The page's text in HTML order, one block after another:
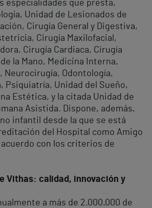
especialidades que presta,
Unidad de Lesionados de
Cirugía General y Digestiva,
Cirugía Maxilofacial,
Cirugía Cardiaca, Cirugía
de la Mano, Medicina Interna,
Neurocirugía, Odontología,
Psiquiatría, Unidad del Sueño,
Estética, y la citada Unidad de
Asistida. Dispone, además,
infantil desde la que se está
del Hospital como Amigo
con los criterios de
Vithas: calidad, innovación y
a más de 2.000.000 de